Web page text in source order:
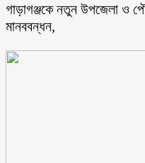
গাড়াগঞ্জকে নতুন উপজেলা ও
মানববন্ধন,